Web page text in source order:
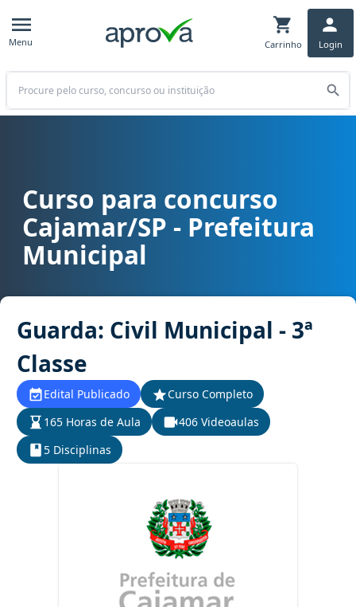
Menu Carrinho Login
Buscar
Curso para concurso Cajamar/SP - Prefeitura Municipal cargo
Curso para concurso
Cajamar/SP - Prefeitura
Municipal
Guarda: Civil Municipal - 3ª
Classe
Edital Publicado
Curso Completo
165 Horas de Aula
406 Videoaulas
5 Disciplinas